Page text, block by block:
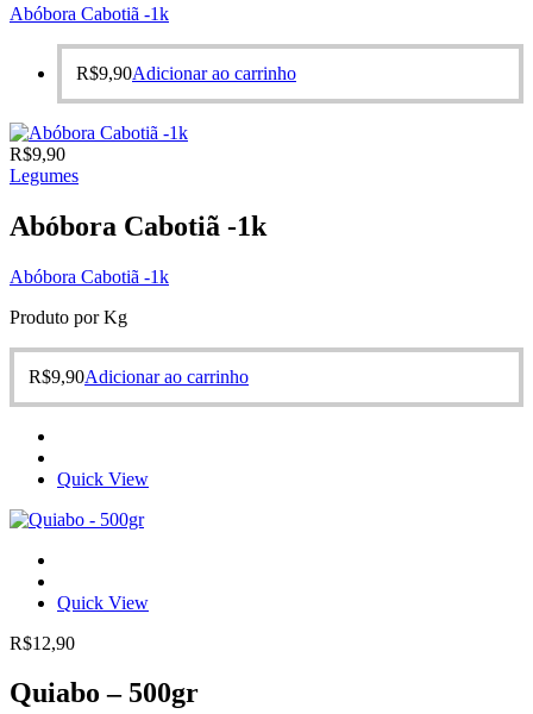
Abóbora Cabotiã -1k
R$9,90Adicionar ao carrinho
R$9,90
Legumes
Abóbora Cabotiã -1k
Abóbora Cabotiã -1k
Produto por Kg
R$9,90Adicionar ao carrinho
Quick View
Quick View
R$12,90
Quiabo – 500gr